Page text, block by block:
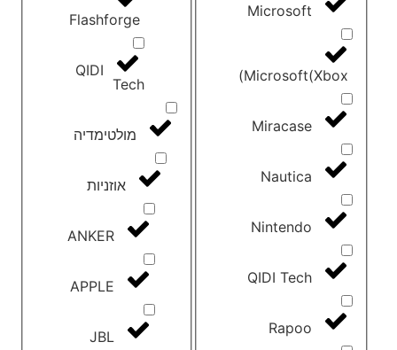
Microsoft
Microsoft(Xbox)
Miracase
Nautica
Nintendo
QIDI Tech
Rapoo
Flashforge
QIDI
Tech
מולטימדיה
אוזניות
ANKER
APPLE
JBL